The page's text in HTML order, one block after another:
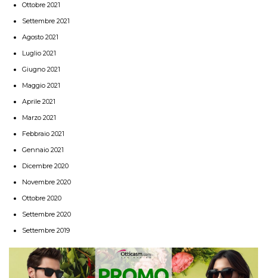
Ottobre 2021
Settembre 2021
Agosto 2021
Luglio 2021
Giugno 2021
Maggio 2021
Aprile 2021
Marzo 2021
Febbraio 2021
Gennaio 2021
Dicembre 2020
Novembre 2020
Ottobre 2020
Settembre 2020
Settembre 2019